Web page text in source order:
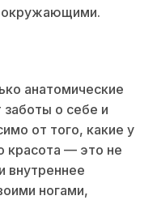
окружающими.
анатомические
заботы о себе и
от того, какие у
красота — это не
внутреннее
ногами,